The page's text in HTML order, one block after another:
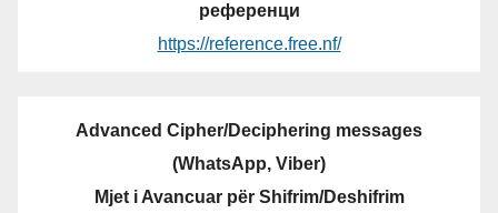
референци
https://reference.free.nf/
Advanced Cipher/Deciphering messages
(WhatsApp, Viber)
Mjet i Avancuar për Shifrim/Deshifrim